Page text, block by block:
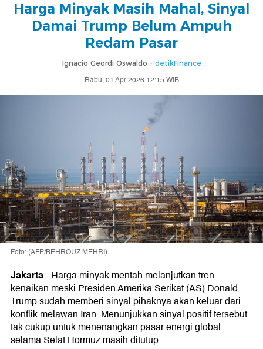
Harga Minyak Masih Mahal, Sinyal
Damai Trump Belum Ampuh
Redam Pasar
Ignacio Geordi Oswaldo - detikFinance
Rabu, 01 Apr 2026 12:15 WIB
Foto: (AFP/BEHROUZ MEHRI)
Jakarta-Harga minyak mentah melanjutkan tren
kenaikan meski Presiden Amerika Serikat (AS) Donald
Trump sudah memberi sinyal pihaknya akan keluar dari
konflik melawan Iran. Menunjukkan sinyal positif tersebut
tak cukup untuk menenangkan pasar energi global
selama Selat Hormuz masih ditutup.